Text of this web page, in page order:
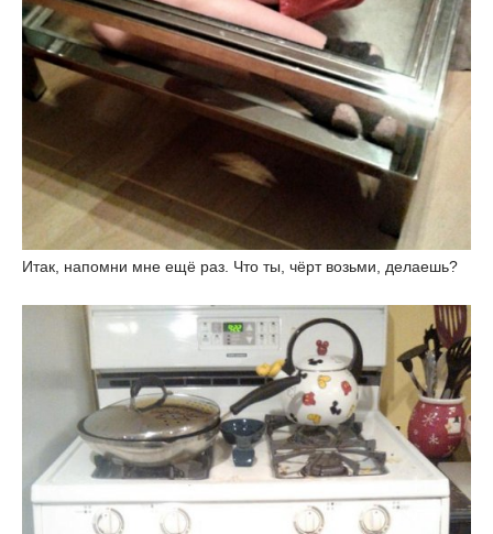
Итак, напомни мне ещё раз. Что ты, чёрт возьми, делаешь?